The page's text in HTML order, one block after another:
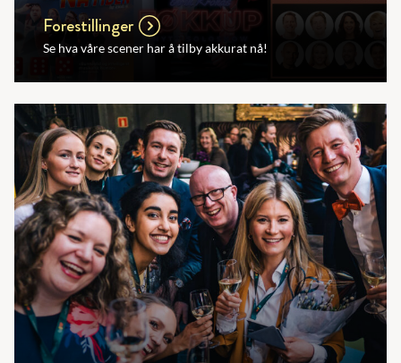
Forestillinger
Se hva våre scener har å tilby akkurat nå!